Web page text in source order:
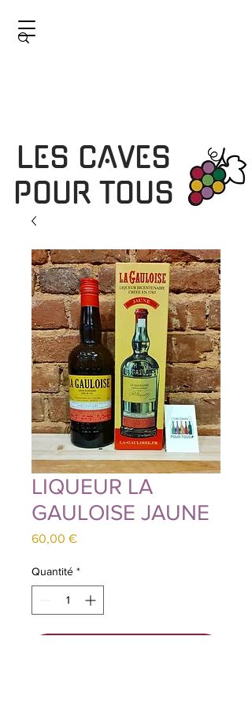
LES CAVES
POUR TOUS
LIQUEUR LA
GAULOISE JAUNE
60,00 €Prix
Quantité *